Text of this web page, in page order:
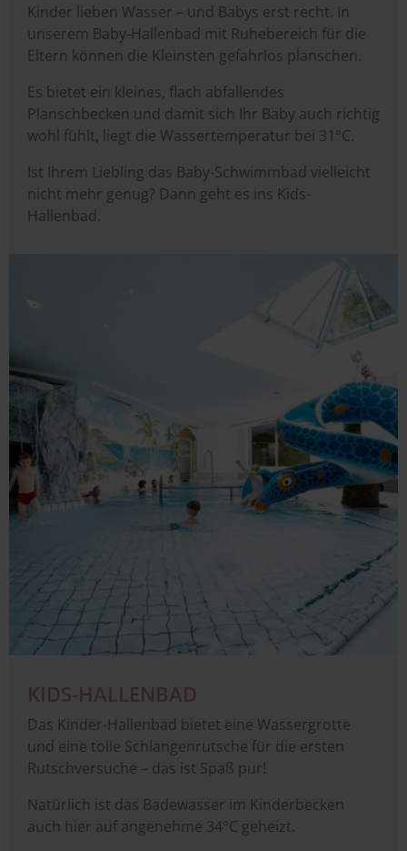
Kinder lieben Wasser – und Babys erst recht. In
unserem Baby-Hallenbad mit Ruhebereich für die
Eltern können die Kleinsten gefahrlos planschen.
Es bietet ein kleines, flach abfallendes
Planschbecken und damit sich Ihr Baby auch richtig
wohl fühlt, liegt die Wassertemperatur bei 31°C.
Ist Ihrem Liebling das Baby-Schwimmbad vielleicht
nicht mehr genug? Dann geht es ins Kids-
Hallenbad.
KIDS-HALLENBAD
Das Kinder-Hallenbad bietet eine Wassergrotte
und eine tolle Schlangenrutsche für die ersten
Rutschversuche – das ist Spaß pur!
Natürlich ist das Badewasser im Kinderbecken
auch hier auf angenehme 34°C geheizt.